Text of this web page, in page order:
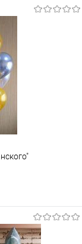
Сравнение
Под заказ